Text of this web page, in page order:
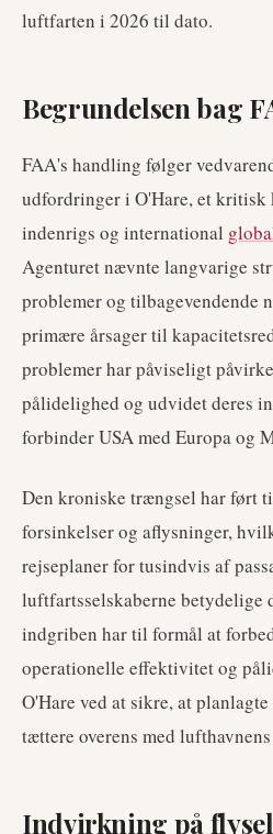
luftfarten i 2026 til dato.
Begrundelsen bag
FAA's handling følger
udfordringer i O'Hare, et kritisk
indenrigs og international
Agenturet nævnte langvarige
problemer og tilbagevendende
primære årsager til
problemer har påviseligt
pålidelighed og udvidet deres
forbinder USA med Europa og
Den kroniske trængsel har ført
forsinkelser og aflysninger,
rejseplaner for tusindvis af
luftfartsselskaberne betydelige
indgriben har til formål at
operationelle effektivitet og
O'Hare ved at sikre, at
tættere overens med
Indvirkning på